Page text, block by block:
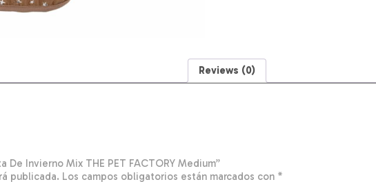
Reviews (0)
Invierno Mix THE PET FACTORY Medium”
publicada. Los campos obligatorios están marcados con *